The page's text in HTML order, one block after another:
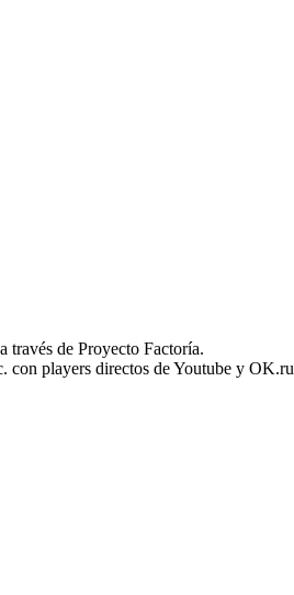
de Proyecto Factoría.
con players directos de Youtube y OK.ru